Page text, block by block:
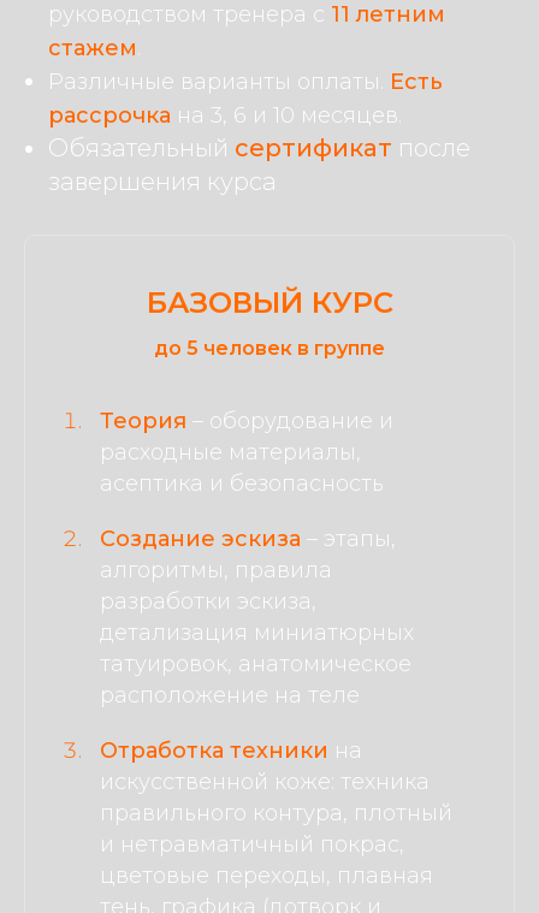
руководством тренера с 11 летним
стажем.
Различные варианты оплаты. Есть
рассрочка на 3, 6 и 10 месяцев.
Обязательный сертификат после
завершения курса
БАЗОВЫЙ КУРС
до 5 человек в группе
Теория – оборудование и
расходные материалы,
асептика и безопасность
Создание эскиза – этапы,
алгоритмы, правила
разработки эскиза,
детализация миниатюрных
татуировок, анатомическое
расположение на теле
Отработка техники на
искусственной коже: техника
правильного контура, плотный
и нетравматичный покрас,
цветовые переходы, плавная
тень, графика (дотворк и